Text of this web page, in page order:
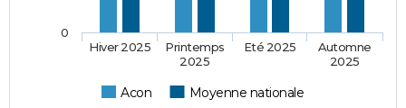
Acon Moyenne nationale
Hiver 2025
Printemps
2025
Eté 2025
Automne
2025
0